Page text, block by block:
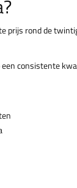
rond de
consistente